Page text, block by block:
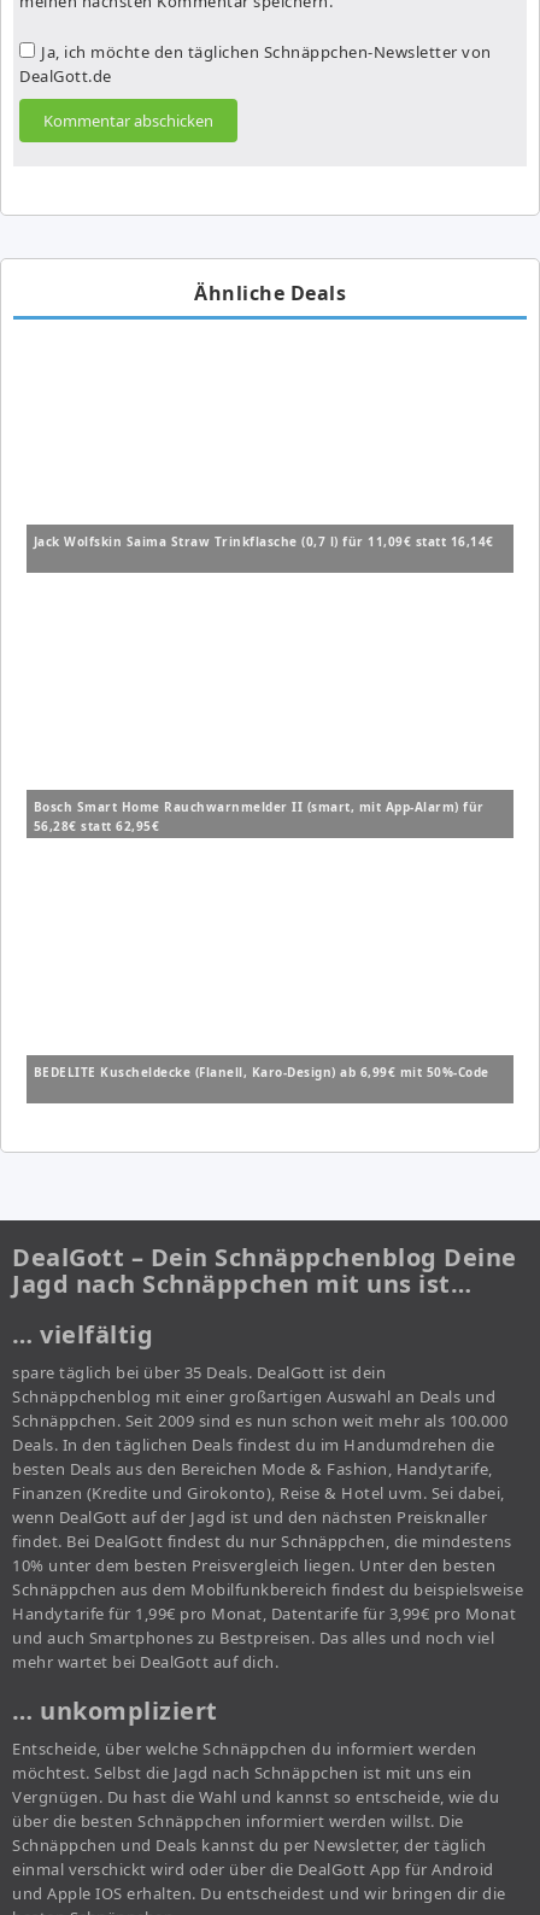
Ja, ich möchte den täglichen Schnäppchen-Newsletter von
DealGott.de
Ähnliche Deals
Jack Wolfskin Saima Straw Trinkflasche (0,7 l) für 11,09€ statt 16,14€
Bosch Smart Home Rauchwarnmelder II (smart, mit App-Alarm) für
56,28€ statt 62,95€
BEDELITE Kuscheldecke (Flanell, Karo-Design) ab 6,99€ mit 50%-Code
DealGott – Dein Schnäppchenblog Deine
Jagd nach Schnäppchen mit uns ist…
… vielfältig
spare täglich bei über 35 Deals. DealGott ist dein
Schnäppchenblog mit einer großartigen Auswahl an Deals und
Schnäppchen. Seit 2009 sind es nun schon weit mehr als 100.000
Deals. In den täglichen Deals findest du im Handumdrehen die
besten Deals aus den Bereichen Mode & Fashion, Handytarife,
Finanzen (Kredite und Girokonto), Reise & Hotel uvm. Sei dabei,
wenn DealGott auf der Jagd ist und den nächsten Preisknaller
findet. Bei DealGott findest du nur Schnäppchen, die mindestens
10% unter dem besten Preisvergleich liegen. Unter den besten
Schnäppchen aus dem Mobilfunkbereich findest du beispielsweise
Handytarife für 1,99€ pro Monat, Datentarife für 3,99€ pro Monat
und auch Smartphones zu Bestpreisen. Das alles und noch viel
mehr wartet bei DealGott auf dich.
… unkompliziert
Entscheide, über welche Schnäppchen du informiert werden
möchtest. Selbst die Jagd nach Schnäppchen ist mit uns ein
Vergnügen. Du hast die Wahl und kannst so entscheide, wie du
über die besten Schnäppchen informiert werden willst. Die
Schnäppchen und Deals kannst du per Newsletter, der täglich
einmal verschickt wird oder über die DealGott App für Android
und Apple IOS erhalten. Du entscheidest und wir bringen dir die